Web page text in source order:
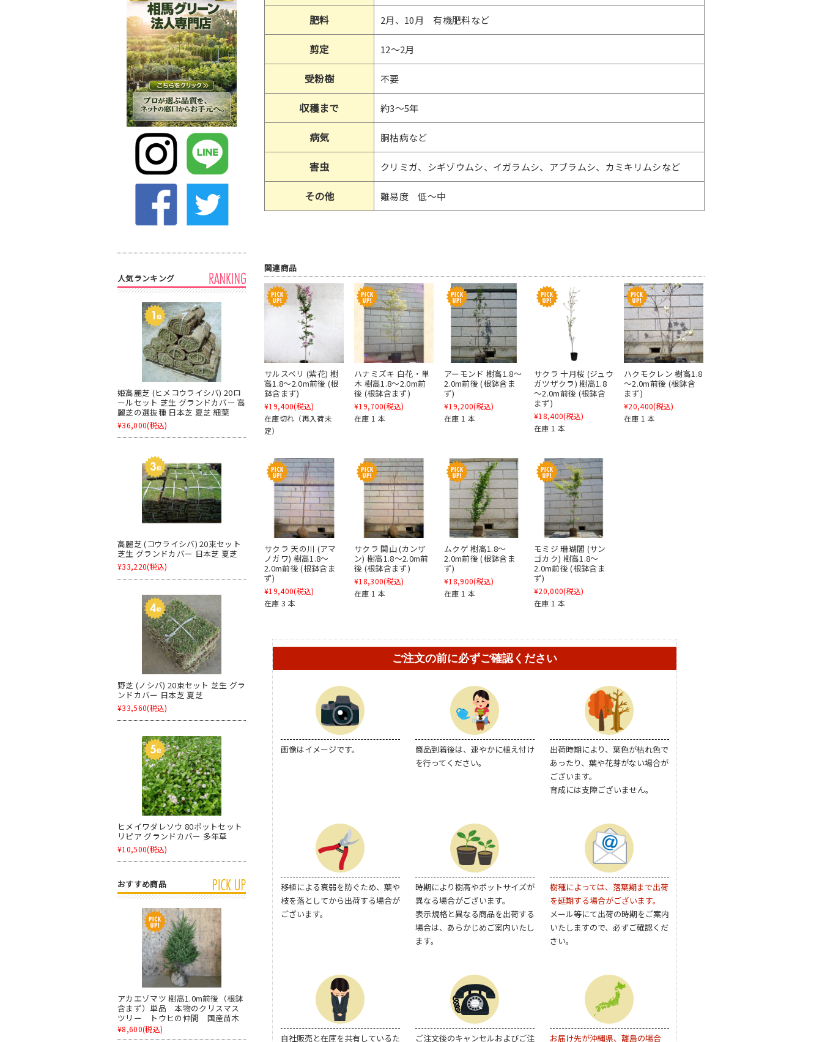
肥料 2月、10月 有機肥料など
剪定 12～2月
受粉樹 不要
収穫まで 約3～5年
病気 胴枯病など
害虫 クリミガ、シギゾウムシ、イガラムシ、アブラムシ、カミキリムシなど
その他 難易度 低～中
関連商品
サルスベリ (紫花) 樹
高1.8～2.0m前後 (根
鉢含まず)
¥19,400(税込)
在庫切れ（再入荷未
定）
ハナミズキ 白花・単
木 樹高1.8～2.0m前
後 (根鉢含まず)
¥19,700(税込)
在庫 1 本
アーモンド 樹高1.8～
2.0m前後 (根鉢含ま
ず)
¥19,200(税込)
在庫 1 本
サクラ 十月桜 (ジュウ
ガツザクラ) 樹高1.8
～2.0m前後 (根鉢含
まず)
¥18,400(税込)
在庫 1 本
ハクモクレン 樹高1.8
～2.0m前後 (根鉢含
まず)
¥20,400(税込)
在庫 1 本
サクラ 天の川 (アマ
ノガワ) 樹高1.8～
2.0m前後 (根鉢含ま
ず)
¥19,400(税込)
在庫 3 本
サクラ 関山 (カンザ
ン) 樹高1.8～2.0m前
後 (根鉢含まず)
¥18,300(税込)
在庫 1 本
ムクゲ 樹高1.8～
2.0m前後 (根鉢含ま
ず)
¥18,900(税込)
在庫 1 本
モミジ 珊瑚閣 (サン
ゴカク) 樹高1.8～
2.0m前後 (根鉢含ま
ず)
¥20,000(税込)
在庫 1 本
人気ランキング
姫高麗芝 (ヒメコウライシバ) 20ロ
ールセット 芝生 グランドカバー 高
麗芝の選抜種 日本芝 夏芝 細葉
¥36,000(税込)
高麗芝 (コウライシバ) 20束セット
芝生 グランドカバー 日本芝 夏芝
¥33,220(税込)
野芝 (ノシバ) 20束セット 芝生 グラ
ンドカバー 日本芝 夏芝
¥33,560(税込)
ヒメイワダレソウ 80ポットセット
リピア グランドカバー 多年草
¥10,500(税込)
おすすめ商品
アカエゾマツ 樹高1.0m前後（根鉢
含まず）単品 本物のクリスマス
ツリー トウヒの仲間 国産苗木
¥8,600(税込)